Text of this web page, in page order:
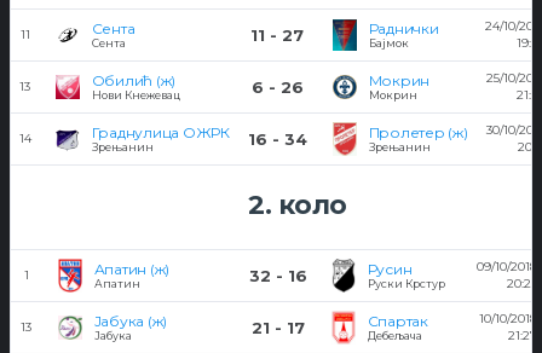
11 Сента
Сента 11 - 27 Раднички
Бајмок
24/10/
13 Обилић (ж)
Нови Кнежевац 6 - 26 Мокрин
Мокрин
25/10/
14 Граднулица ОЖРК
Зрењанин 16 - 34 Пролетер (ж)
Зрењанин
30/10/
2. коло
1 Апатин (ж)
Апатин 32 - 16 Русин
Руски Крстур
09/10/2018
20:23
13 Јабука (ж)
Јабука 21 - 17 Спартак
Дебељача
10/10/2018
21:27